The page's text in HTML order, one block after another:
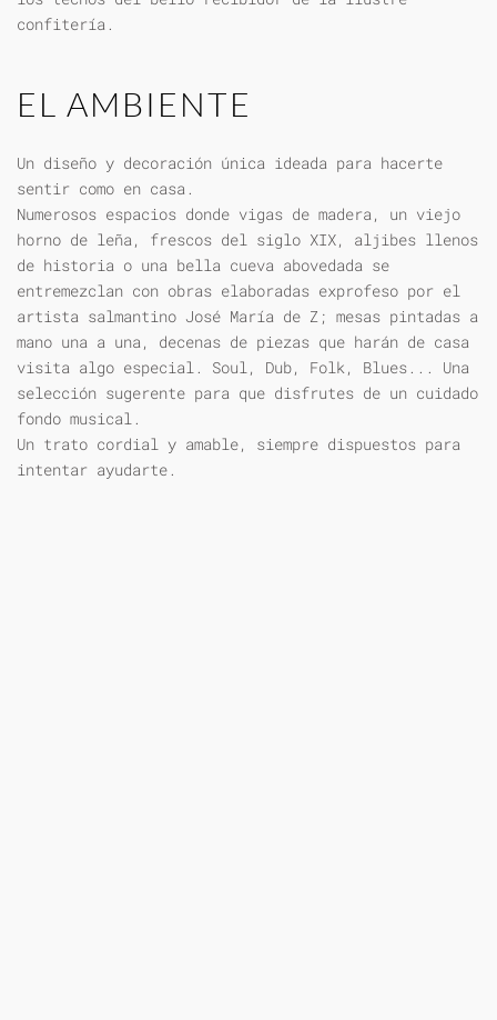
confitería.
EL AMBIENTE
Un diseño y decoración única ideada para hacerte
sentir como en casa.
Numerosos espacios donde vigas de madera, un viejo
horno de leña, frescos del siglo XIX, aljibes llenos
de historia o una bella cueva abovedada se
entremezclan con obras elaboradas exprofeso por el
artista salmantino José María de Z; mesas pintadas a
mano una a una, decenas de piezas que harán de casa
visita algo especial. Soul, Dub, Folk, Blues... Una
selección sugerente para que disfrutes de un cuidado
fondo musical.
Un trato cordial y amable, siempre dispuestos para
intentar ayudarte.